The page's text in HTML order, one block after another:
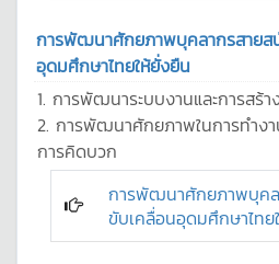
การพัฒนาศักยภาพบุคลากรสายส
อุดมศึกษาไทยให้ยั่งยืน
1. การพัฒนาระบบงานและการสร้
2. การพัฒนาศักยภาพในการทำง
การคิดบวก
การพัฒนาศักยภาพบุค
ขับเคลื่อนอุดมศึกษาไทย